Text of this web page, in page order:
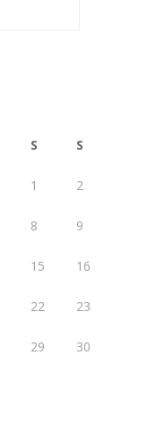
S S
1 2
8 9
15 16
22 23
29 30